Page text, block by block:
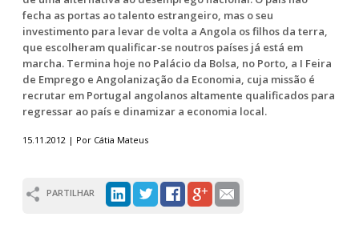
fecha as portas ao talento estrangeiro, mas o seu
investimento para levar de volta a Angola os filhos da terra,
que escolheram qualificar-se noutros países já está em
marcha. Termina hoje no Palácio da Bolsa, no Porto, a I Feira
de Emprego e Angolanização da Economia, cuja missão é
recrutar em Portugal angolanos altamente qualificados para
regressar ao país e dinamizar a economia local.
15.11.2012 | Por Cátia Mateus
PARTILHAR